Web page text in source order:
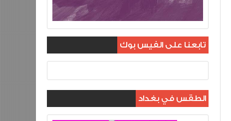
تابعنا على الفيس بوك
الطقس في بغداد